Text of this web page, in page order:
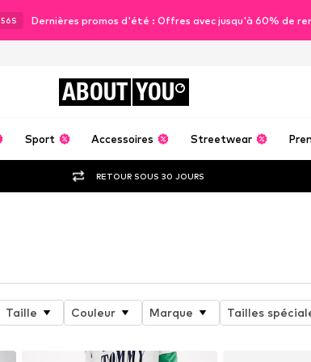
54S Dernières promos d'été : Offres avec jusqu'à 60% de
ABOUT YOU
Sport Accessoires Streetwear
RETOUR SOUS 30 JOURS
Taille Couleur Marque Tailles